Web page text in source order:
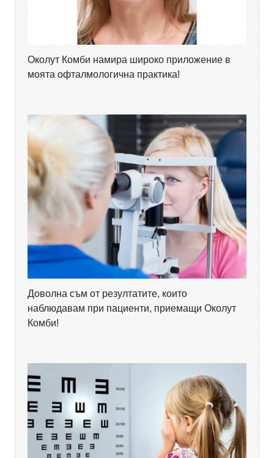
Околут Комби намира широко приложение в
моята офталмологична практика!
Доволна съм от резултатите, които
наблюдавам при пациенти, приемащи Околут
Комби!